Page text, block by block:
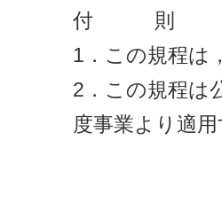
付 則
1．この規程は
2．この規程は
度事業より適